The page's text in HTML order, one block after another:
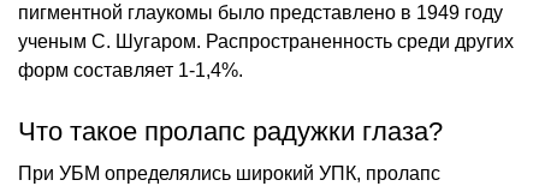
пигментной глаукомы было представлено в 1949 году
ученым С. Шугаром. Распространенность среди других
форм составляет 1-1,4%.
Что такое пролапс радужки глаза?
При УБМ определялись широкий УПК, пролапс